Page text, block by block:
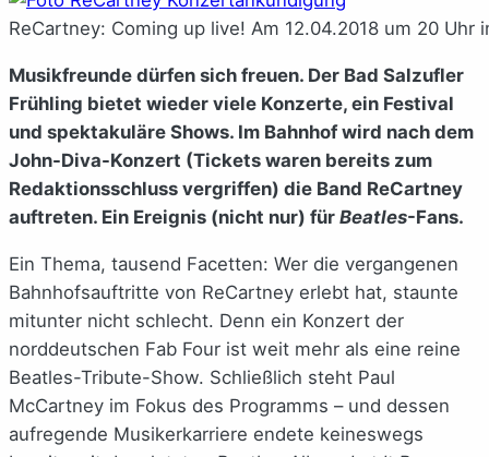
ReCartney: Coming up live! Am 12.04.2018 um 20 Uhr
Musikfreunde dürfen sich freuen. Der Bad Salzufler
Frühling bietet wieder viele Konzerte, ein Festival
und spektakuläre Shows. Im Bahnhof wird nach dem
John-Diva-Konzert (Tickets waren bereits zum
Redaktionsschluss vergriffen) die Band ReCartney
auftreten. Ein Ereignis (nicht nur) für Beatles-Fans.
Ein Thema, tausend Facetten: Wer die vergangenen
Bahnhofsauftritte von ReCartney erlebt hat, staunte
mitunter nicht schlecht. Denn ein Konzert der
norddeutschen Fab Four ist weit mehr als eine reine
Beatles-Tribute-Show. Schließlich steht Paul
McCartney im Fokus des Programms – und dessen
aufregende Musikerkarriere endete keineswegs